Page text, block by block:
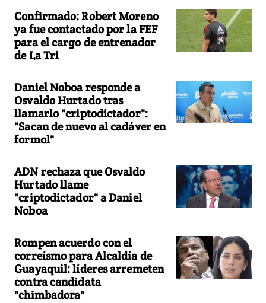
Confirmado: Robert Moreno
ya fue contactado por la FEF
para el cargo de entrenador
de La Tri
Daniel Noboa responde a
Osvaldo Hurtado tras
llamarlo "criptodictador":
"Sacan de nuevo al cadáver en
formol"
ADN rechaza que Osvaldo
Hurtado llame
"criptodictador" a Daniel
Noboa
Rompen acuerdo con el
correísmo para Alcaldía de
Guayaquil: líderes arremeten
contra candidata
"chimbadora"